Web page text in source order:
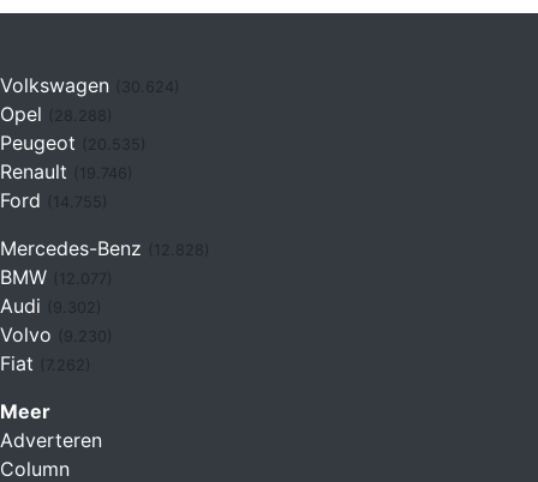
Volkswagen (30.624)
Opel
Peugeot
Renault (19.746)
Ford (14.755)
Mercedes-Benz
BMW
Audi
Volvo
Fiat (7.262)
Meer
Adverteren
Column